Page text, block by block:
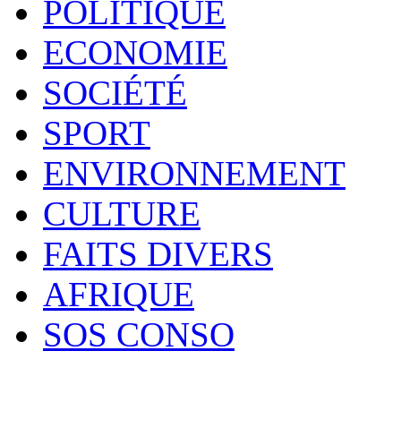
POLITIQUE
ECONOMIE
SOCIÉTÉ
SPORT
ENVIRONNEMENT
CULTURE
FAITS DIVERS
AFRIQUE
SOS CONSO